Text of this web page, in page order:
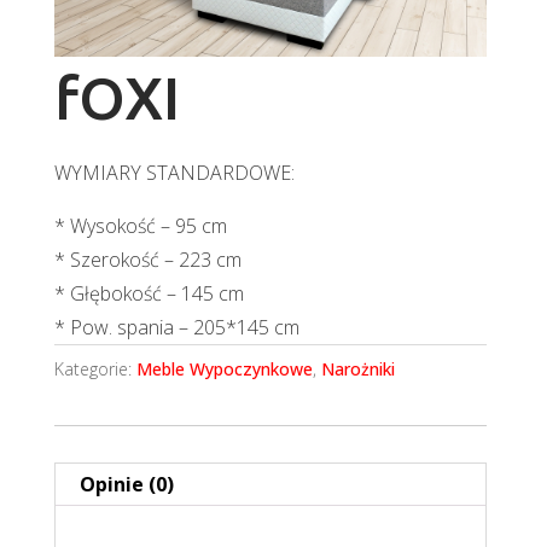
fOXI
WYMIARY STANDARDOWE:
* Wysokość – 95 cm
* Szerokość – 223 cm
* Głębokość – 145 cm
* Pow. spania – 205*145 cm
Kategorie: Meble Wypoczynkowe, Narożniki
Opinie (0)